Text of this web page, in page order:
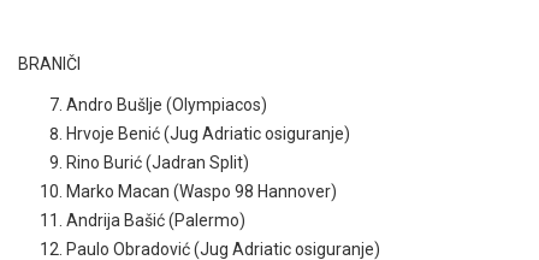
BRANIČI
Andro Bušlje (Olympiacos)
Hrvoje Benić (Jug Adriatic osiguranje)
Rino Burić (Jadran Split)
Marko Macan (Waspo 98 Hannover)
Andrija Bašić (Palermo)
Paulo Obradović (Jug Adriatic osiguranje)